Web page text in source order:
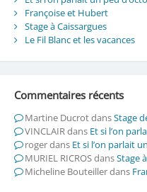
Françoise et Hubert
Stage à Caissargues
Le Fil Blanc et les vacances
Commentaires récents
Martine DucrotdansStage
VINCLAIRdans Et si l’on
rogerdans Et si l’on parlait
MURIEL RICROSdansStage
Micheline Bouteillerdans